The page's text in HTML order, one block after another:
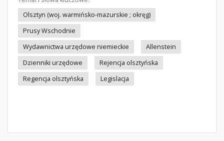
Olsztyn (woj. warmińsko-mazurskie ; okręg)
Prusy Wschodnie
Wydawnictwa urzędowe niemieckie
Allenstein
Dzienniki urzędowe
Rejencja olsztyńska
Regencja olsztyńska
Legislacja